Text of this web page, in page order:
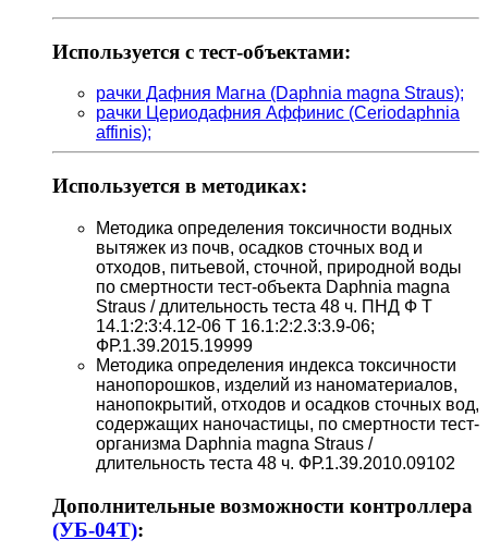
Используется с тест-объектами:
рачки Дафния Магна (Daphnia magna Straus);
рачки Цериодафния Аффинис (Ceriodaphnia
affinis);
Используется в методиках:
Методика определения токсичности водных
вытяжек из почв, осадков сточных вод и
отходов, питьевой, сточной, природной воды
по смертности тест-объекта Daphnia magna
Straus / длительность теста 48 ч. ПНД Ф Т
14.1:2:3:4.12-06 Т 16.1:2:2.3:3.9-06;
ФР.1.39.2015.19999
Методика определения индекса токсичности
нанопорошков, изделий из наноматериалов,
нанопокрытий, отходов и осадков сточных вод,
содержащих наночастицы, по смертности тест-
организма Daphnia magna Straus /
длительность теста 48 ч. ФР.1.39.2010.09102
Дополнительные возможности контроллера
(УБ-04Т):